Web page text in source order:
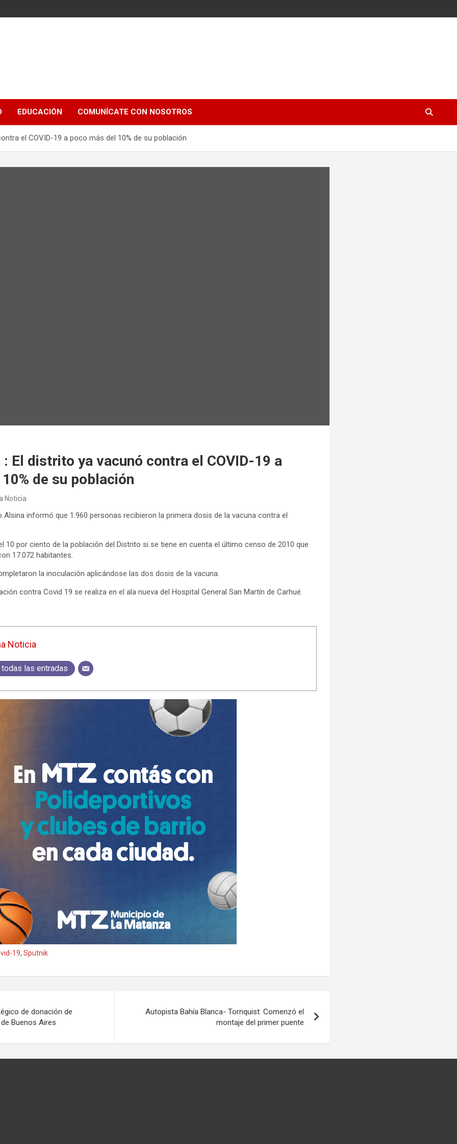
EDUCACIÓN COMUNÍCATE CON NOSOTROS
el COVID-19 a poco más del 10% de su población
El distrito ya vacunó contra el COVID-19 a
de su población
Noticia
Alsina informó que 1.960 personas recibieron la primera dosis de la vacuna contra el
10 por ciento de la población del Distrito si se tiene en cuenta el último censo de 2010 que
17.072 habitantes.
la inoculación aplicándose las dos dosis de la vacuna.
contra Covid 19 se realiza en el ala nueva del Hospital General San Martín de Carhué.
Noticia
todas las entradas
19,Sputnik
de donación de
Buenos Aires
Autopista Bahía Blanca- Tornquist: Comenzó el
montaje del primer puente